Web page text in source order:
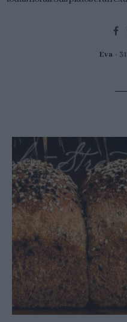
Eva